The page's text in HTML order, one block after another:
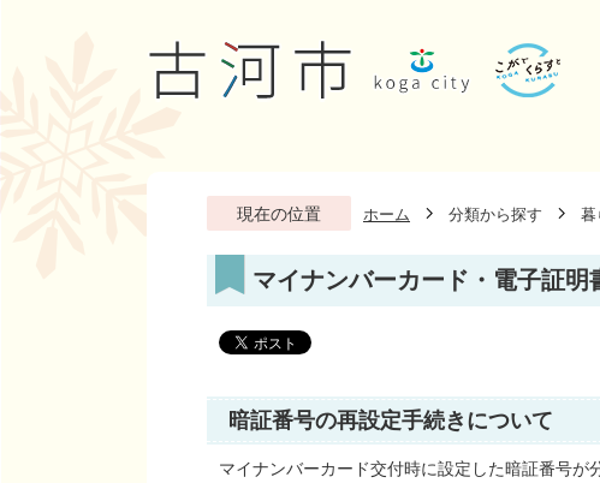
現在の位置 ホーム 分類から探す 暮
マイナンバーカード・電子証
暗証番号の再設定手続きについて
マイナンバーカード交付時に設定した暗証番号